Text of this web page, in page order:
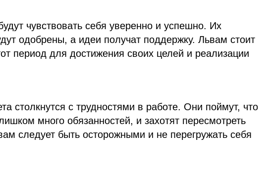
чувствовать себя уверенно и успешно. Их
одобрены, а идеи получат поддержку. Львам стоит
период для достижения своих целей и реализации
столкнутся с трудностями в работе. Они поймут, что
много обязанностей, и захотят пересмотреть
следует быть осторожными и не перегружать себя